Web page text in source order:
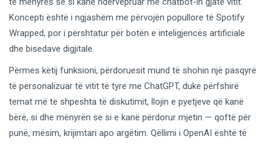
Koncepti është i ngjashëm me përvojën popullore të Spotify
Wrapped, por i përshtatur për botën e inteligjencës artificiale
dhe bisedave digjitale.
Përmes këtij funksioni, përdoruesit mund të shohin një pasqyrë
të personalizuar të vitit të tyre me ChatGPT, duke përfshirë
temat më të shpeshta të diskutimit, llojin e pyetjeve që kanë
bërë, si dhe mënyrën se si e kanë përdorur mjetin — qoftë për
punë, mësim, krijimtari apo argëtim. Qëllimi i OpenAI është të